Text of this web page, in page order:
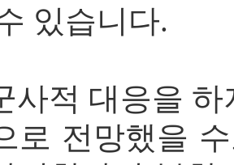
있습니다.
사적 대응을
로 전망했을